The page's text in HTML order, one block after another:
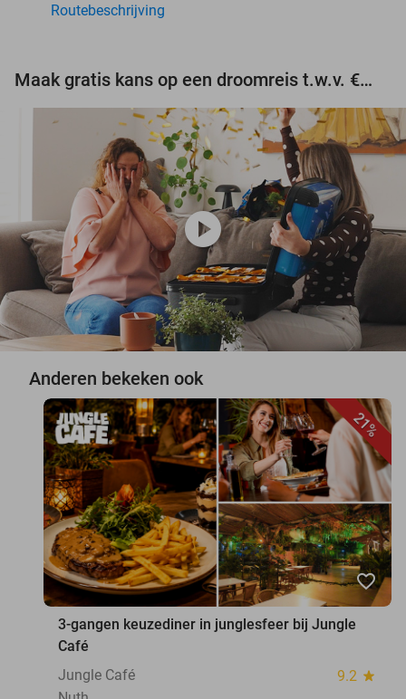
Routebeschrijving
Maak gratis kans op een droomreis t.w.v. €3.000!
play_circle
Anderen bekeken ook
21%
favorite_border
3-gangen keuzediner in junglesfeer bij Jungle
Café
Jungle Café
9.2 star